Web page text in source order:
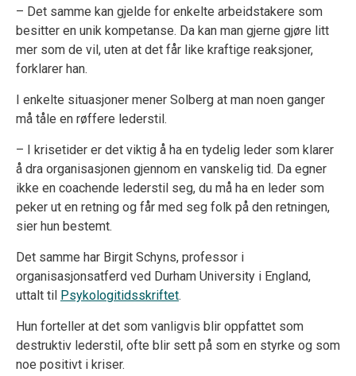
– Det samme kan gjelde for enkelte arbeidstakere som
besitter en unik kompetanse. Da kan man gjerne gjøre litt
mer som de vil, uten at det får like kraftige reaksjoner,
forklarer han.
I enkelte situasjoner mener Solberg at man noen ganger
må tåle en røffere lederstil.
– I krisetider er det viktig å ha en tydelig leder som klarer
å dra organisasjonen gjennom en vanskelig tid. Da egner
ikke en coachende lederstil seg, du må ha en leder som
peker ut en retning og får med seg folk på den retningen,
sier hun bestemt.
Det samme har Birgit Schyns, professor i
organisasjonsatferd ved Durham University i England,
uttalt til Psykologitidsskriftet.
Hun forteller at det som vanligvis blir oppfattet som
destruktiv lederstil, ofte blir sett på som en styrke og som
noe positivt i kriser.